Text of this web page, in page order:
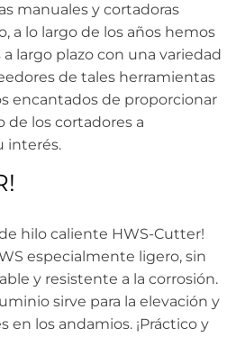
manuales y cortadoras
a lo largo de los años hemos
largo plazo con una variedad
de tales herramientas
encantados de proporcionar
de los cortadores a
interés.
hilo caliente HWS-Cutter!
especialmente ligero, sin
y resistente a la corrosión.
sirve para la elevación y
en los andamios. ¡Práctico y